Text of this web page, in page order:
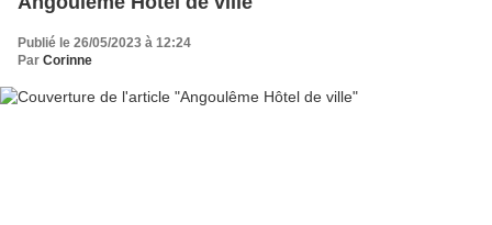
Publié le 26/05/2023 à 12:24
Par Corinne